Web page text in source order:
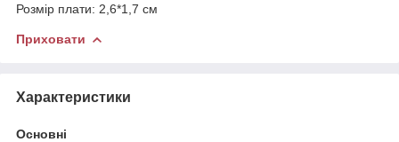
Розмір плати: 2,6*1,7 см
Приховати
Характеристики
Основні